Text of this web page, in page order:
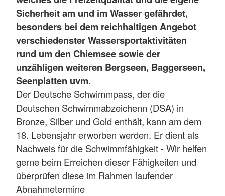
Sicherheit am und im Wasser gefährdet,
besonders bei dem reichhaltigen Angebot
verschiedenster Wassersportaktivitäten
rund um den Chiemsee sowie der
unzähligen weiteren Bergseen, Baggerseen,
Seenplatten uvm.
Der Deutsche Schwimmpass, der die
Deutschen Schwimmabzeichenn (DSA) in
Bronze, Silber und Gold enthält, kann am dem
18. Lebensjahr erworben werden. Er dient als
Nachweis für die Schwimmfähigkeit - Wir helfen
gerne beim Erreichen dieser Fähigkeiten und
überprüfen diese im Rahmen laufender
Abnahmetermine